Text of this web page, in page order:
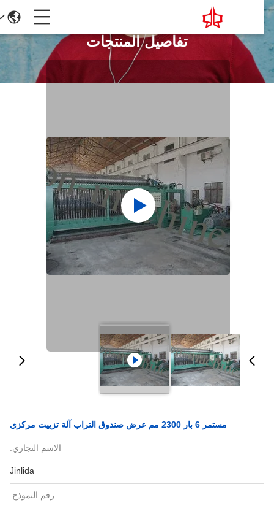
تفاصيل المنتجات
مستمر 6 بار 2300 مم عرض صندوق التراب آلة تزييت مركزي
الاسم التجاري:
Jinlida
رقم النموذج: